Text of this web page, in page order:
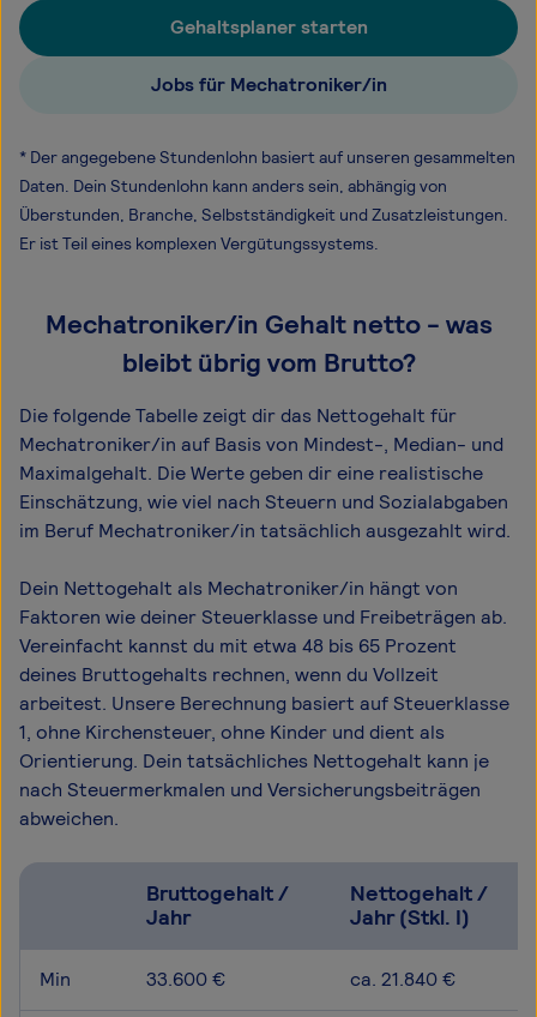
Gehaltsplaner starten
Jobs für Mechatroniker/in
* Der angegebene Stundenlohn basiert auf unseren gesammelten
Daten. Dein Stundenlohn kann anders sein, abhängig von
Überstunden, Branche, Selbstständigkeit und Zusatzleistungen.
Er ist Teil eines komplexen Vergütungssystems.
Mechatroniker/in Gehalt netto - was
bleibt übrig vom Brutto?
Die folgende Tabelle zeigt dir das Netto­gehalt für
Mechatroniker/in auf Basis von Mindest-, Median- und
Maximal­gehalt. Die Werte geben dir eine realistische
Einschätzung, wie viel nach Steuern und Sozialabgaben
im Beruf Mechatroniker/in tatsächlich ausgezahlt wird.
Dein Nettogehalt als Mechatroniker/in hängt von
Faktoren wie deiner Steuerklasse und Freibeträgen ab.
Vereinfacht kannst du mit etwa 48 bis 65 Prozent
deines Bruttogehalts rechnen, wenn du Vollzeit
arbeitest. Unsere Berechnung basiert auf Steuerklasse
1, ohne Kirchensteuer, ohne Kinder und dient als
Orientierung. Dein tatsächliches Nettogehalt kann je
nach Steuermerkmalen und Versicherungsbeiträgen
abweichen.
Bruttogehalt /
Jahr
Nettogehalt /
Jahr (Stkl. I)
Min 33.600 € ca. 21.840 €